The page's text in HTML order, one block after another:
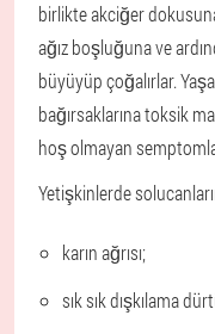
birlikte akciğer
ağız boşluğuna ve
büyüyüp çoğalırlar.
bağırsaklarına toksik
hoş olmayan
Yetişkinlerde
karın ağrısı;
sık sık dışkılama